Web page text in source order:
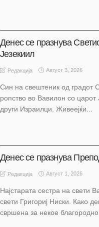
Денес се празнува
Језекиил
Редакција Август 3, 2026
Син на свештеник од градот
ропство во Вавилон со царот
други Израилци. Живеејќи...
Денес се празнува
Редакција Август 1, 2026
Најстарата сeстра на свети
свети Григoриј Ниски. Какo
свршeна за нeкoe